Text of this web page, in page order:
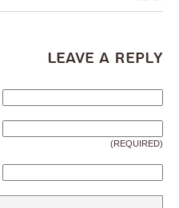
Leave a Reply
(REQUIRED)